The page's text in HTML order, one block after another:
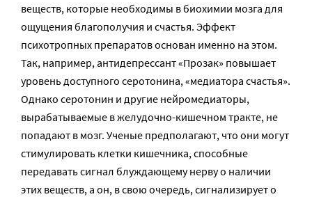
веществ, которые необходимы в биохимии мозга для
ощущения благополучия и счастья. Эффект
психотропных препаратов основан именно на этом.
Так, например, антидепрессант «Прозак» повышает
уровень доступного серотонина, «медиатора счастья».
Однако серотонин и другие нейромедиаторы,
вырабатываемые в желудочно-кишечном тракте, не
попадают в мозг. Ученые предполагают, что они могут
стимулировать клетки кишечника, способные
передавать сигнал блуждающему нерву о наличии
этих веществ, а он, в свою очередь, сигнализирует о